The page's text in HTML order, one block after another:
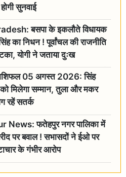
सुनवाई
बसपा के इकलौते विधायक
का निधन ! पूर्वांचल की राजनीति
योगी ने जताया दुःख
05 अगस्त 2026: सिंह
को मिलेगा सम्मान, तुला और मकर
रहें सतर्क
News: फतेहपुर नगर पालिका में
पर बवाल ! सभासदों ने ईओ पर
के गंभीर आरोप